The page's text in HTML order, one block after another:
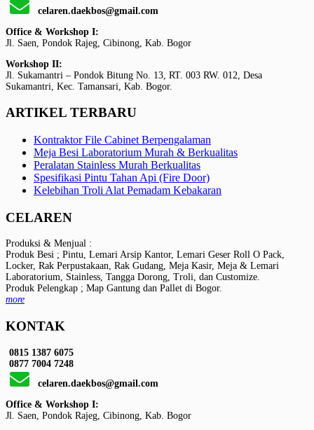
celaren.daekbos@gmail.com
Office & Workshop I:
Jl. Saen, Pondok Rajeg, Cibinong, Kab. Bogor
Workshop II:
Jl. Sukamantri – Pondok Bitung No. 13, RT. 003 RW. 012, Desa
Sukamantri, Kec. Tamansari, Kab. Bogor.
ARTIKEL TERBARU
Kontraktor File Cabinet Berpengalaman
Meja Besi Laboratorium Murah & Berkualitas
Peralatan Stainless Murah Berkualitas
Spesifikasi Pintu Tahan Api (Fire Door)
Kelebihan Troli Alat Pemadam Kebakaran
CELAREN
Produksi & Menjual :
Produk Besi ; Pintu, Lemari Arsip Kantor, Lemari Geser Roll O Pack,
Locker, Rak Perpustakaan, Rak Gudang, Meja Kasir, Meja & Lemari
Laboratorium, Stainless, Tangga Dorong, Troli, dan Customize.
Produk Pelengkap ; Map Gantung dan Pallet di Bogor.
more
KONTAK
0815 1387 6075
0877 7004 7248
celaren.daekbos@gmail.com
Office & Workshop I:
Jl. Saen, Pondok Rajeg, Cibinong, Kab. Bogor